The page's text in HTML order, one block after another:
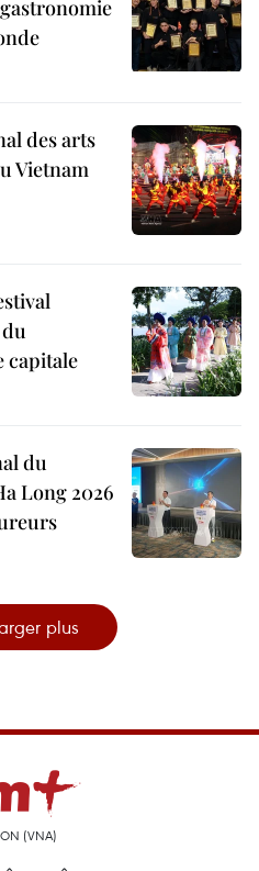
des arts
Vietnam
capitale
du
Long 2026
plus
(VNA)